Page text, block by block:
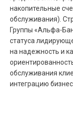
накопительные
обслуживания).
Группы «Альфа-
статуса
на надежность и
обслуживания
интеграцию